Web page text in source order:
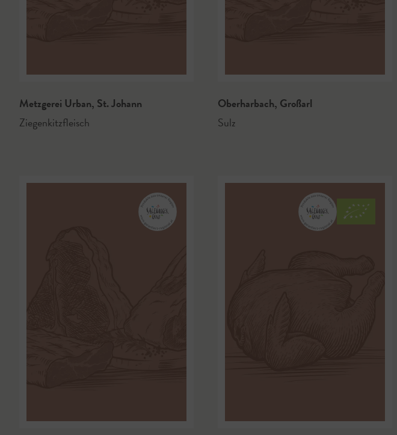
Metzgerei Urban, St. Johann
Ziegenkitzfleisch
Oberharbach, Großarl
Sulz